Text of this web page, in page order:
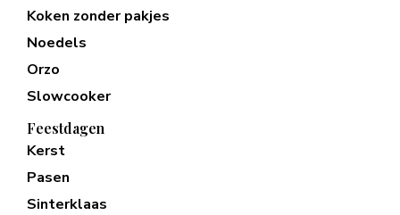
Koken zonder pakjes
Noedels
Orzo
Slowcooker
Feestdagen
Kerst
Pasen
Sinterklaas